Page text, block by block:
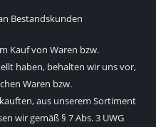
Bestandskunden
Kauf von Waren bzw.
haben, behalten wir uns vor,
Waren bzw.
aus unserem Sortiment
wir gemäß § 7 Abs. 3 UWG